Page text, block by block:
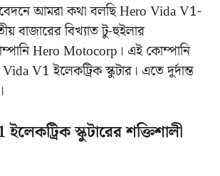
আমরা কথা বলছি Hero Vida V1-
বাজারের বিখ্যাত টু-হুইলার
Hero Motocorp। এই কোম্পানি
V1 ইলেকট্রিক স্কুটার। এতে দুর্দান্ত
স্কুটারের শক্তিশালী